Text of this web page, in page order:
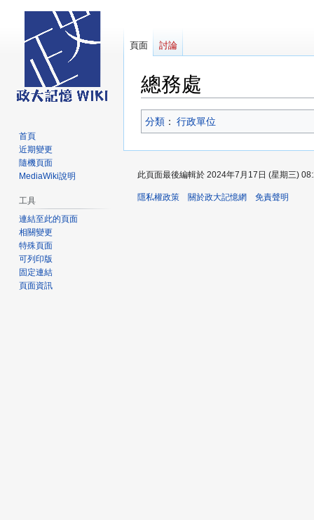
總務處
跳
至
導
跳
至
搜
分類 ：​ 行政單位
頁面 討論
首頁
近期變更
隨機頁面
MediaWiki說明
工具
連結至此的頁面
相關變更
特殊頁面
可列印版
固定連結
頁面資訊
此頁面最後編輯於 2024年7月17日 (星期三)
隱私權政策 關於政大記憶網 免責聲明